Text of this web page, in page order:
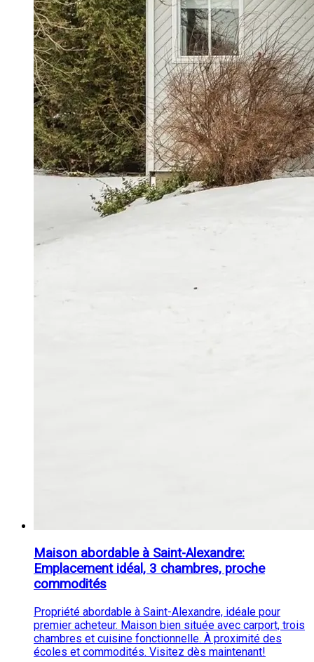
Maison abordable à Saint-Alexandre:
Emplacement idéal, 3 chambres, proche
commodités
Propriété abordable à Saint-Alexandre, idéale pour
premier acheteur. Maison bien située avec carport, trois
chambres et cuisine fonctionnelle. À proximité des
écoles et commodités. Visitez dès maintenant!